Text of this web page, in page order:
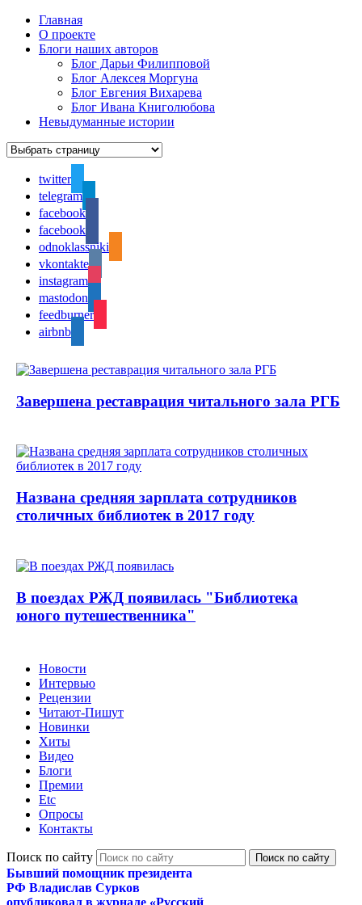
Главная
О проекте
Блоги наших авторов
Блог Дарьи Филипповой
Блог Алексея Моргуна
Блог Евгения Вихарева
Блог Ивана Книголюбова
Невыдуманные истории
twitter
telegram
facebook
facebook
odnoklassniki
vkontakte
instagram
mastodon
feedburner
airbnb
Завершена реставрация читального зала РГБ
Названа средняя зарплата сотрудников
столичных библиотек в 2017 году
В поездах РЖД появилась "Библиотека
юного путешественника"
Новости
Интервью
Рецензии
Читают-Пишут
Новинки
Хиты
Видео
Блоги
Премии
Etc
Опросы
Контакты
Поиск по сайту
Бывший помощник президента
РФ Владислав Сурков